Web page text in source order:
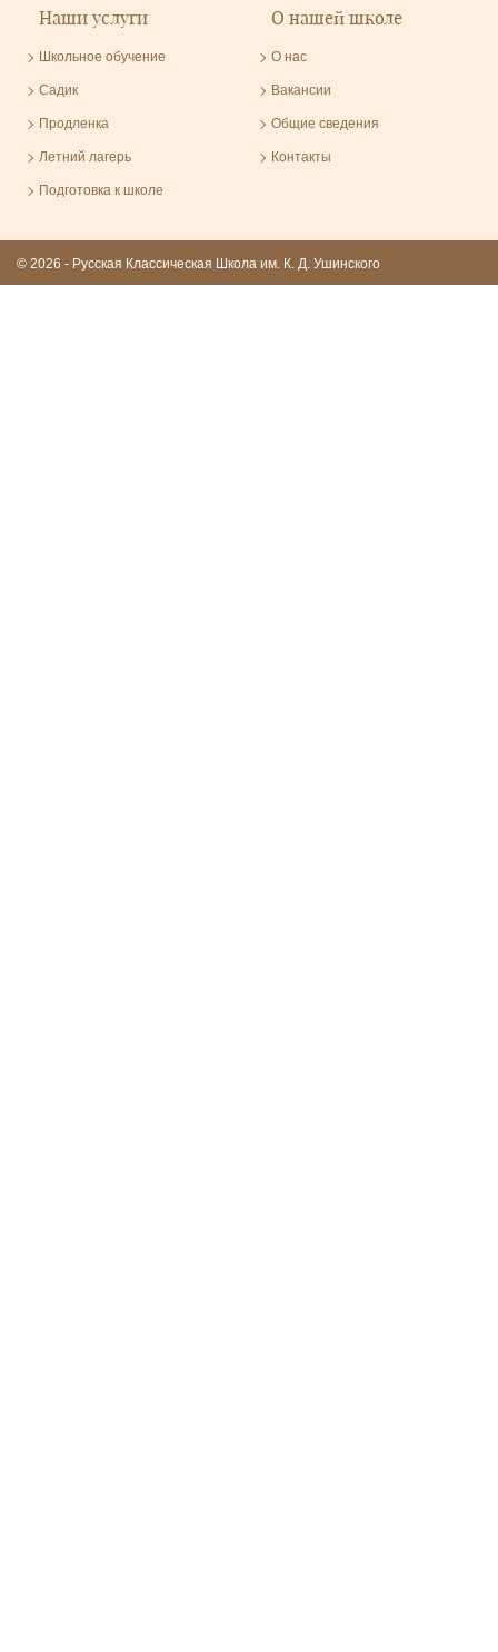
Наши услуги
Школьное обучение
Садик
Продленка
Летний лагерь
Подготовка к школе
О нашей школе
О нас
Вакансии
Общие сведения
Контакты
© 2026 - Русская Классическая Школа им. К. Д. Ушинского